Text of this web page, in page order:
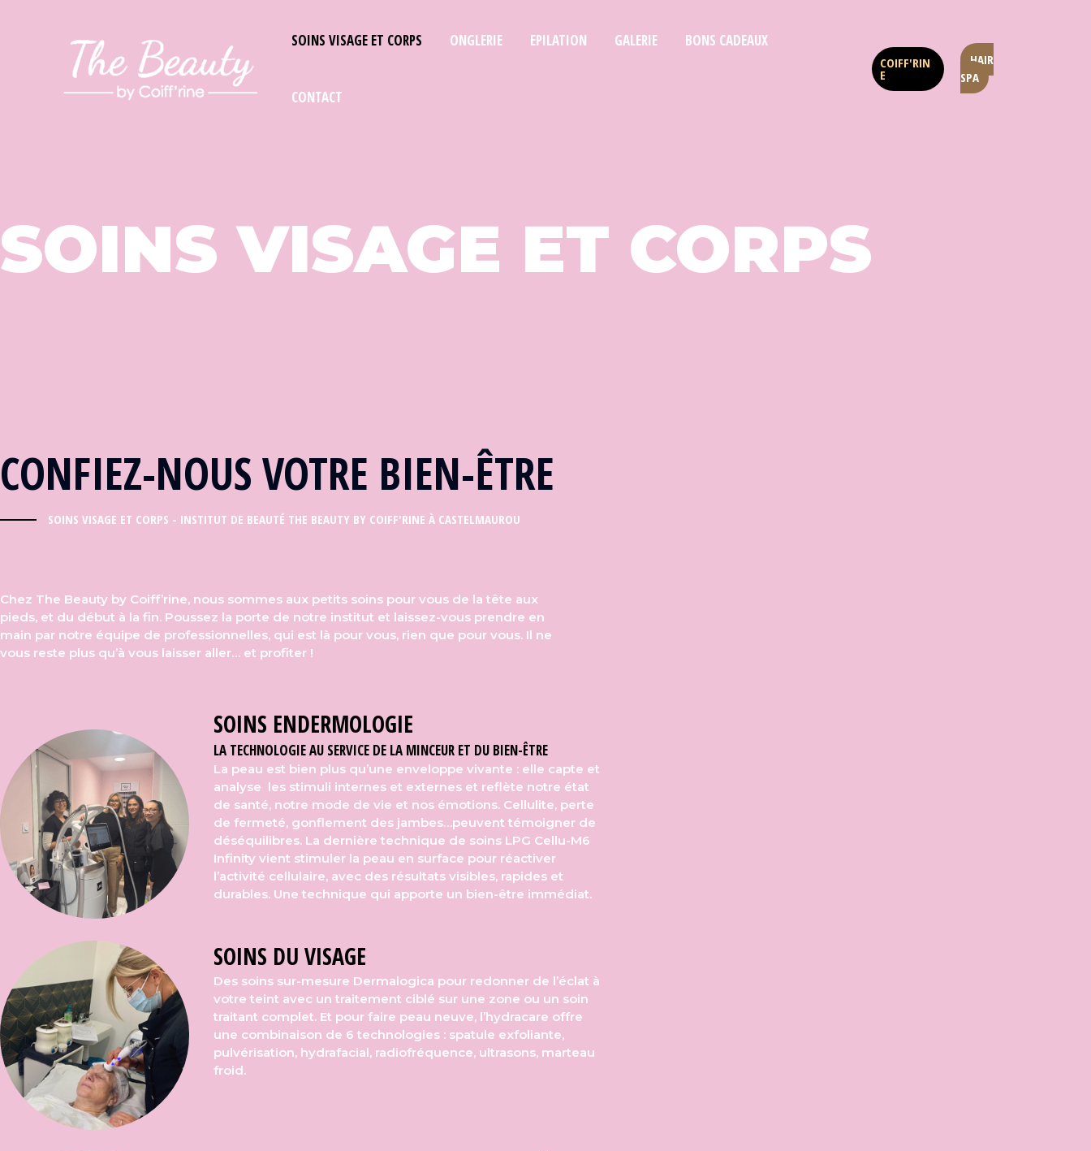
SOINS VISAGE ET CORPS ONGLERIE EPILATION GALERIE BONS CADEAUX
CONTACT
COIFF'RIN
E
HAIR
SPA
SOINS VISAGE ET CORPS
CONFIEZ-NOUS VOTRE BIEN-ÊTRE
SOINS VISAGE ET CORPS - INSTITUT DE BEAUTÉ THE BEAUTY BY COIFF'RINE À CASTELMAUROU
Chez The Beauty by Coiff’rine, nous sommes aux petits soins pour vous de la tête aux
pieds, et du début à la fin. Poussez la porte de notre institut et laissez-vous prendre en
main par notre équipe de professionnelles, qui est là pour vous, rien que pour vous. Il ne
vous reste plus qu’à vous laisser aller… et profiter !
SOINS ENDERMOLOGIE
LA TECHNOLOGIE AU SERVICE DE LA MINCEUR ET DU BIEN-ÊTRE
La peau est bien plus qu’une enveloppe vivante : elle capte et
analyse les stimuli internes et externes et reflète notre état
de santé, notre mode de vie et nos émotions. Cellulite, perte
de fermeté, gonflement des jambes…peuvent témoigner de
déséquilibres. La dernière technique de soins LPG Cellu-M6
Infinity vient stimuler la peau en surface pour réactiver
l’activité cellulaire, avec des résultats visibles, rapides et
durables. Une technique qui apporte un bien-être immédiat.
SOINS DU VISAGE
Des soins sur-mesure Dermalogica pour redonner de l’éclat à
votre teint avec un traitement ciblé sur une zone ou un soin
traitant complet. Et pour faire peau neuve, l’hydracare offre
une combinaison de 6 technologies : spatule exfoliante,
pulvérisation, hydrafacial, radiofréquence, ultrasons, marteau
froid.